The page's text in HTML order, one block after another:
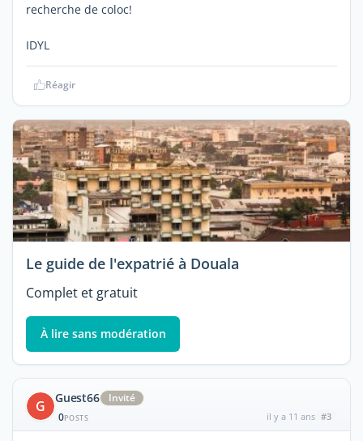
recherche de coloc!
IDYL
Réagir
Le guide de l'expatrié à Douala
Complet et gratuit
À lire sans modération
G Guest66
Invité
0POSTS il y a 11 ans #3